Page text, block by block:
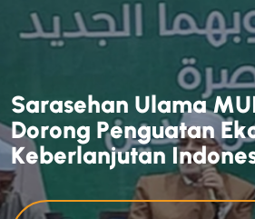
Sarasehan UlamaMU
Dorong PenguatanEk
Keberlanjutan Indone